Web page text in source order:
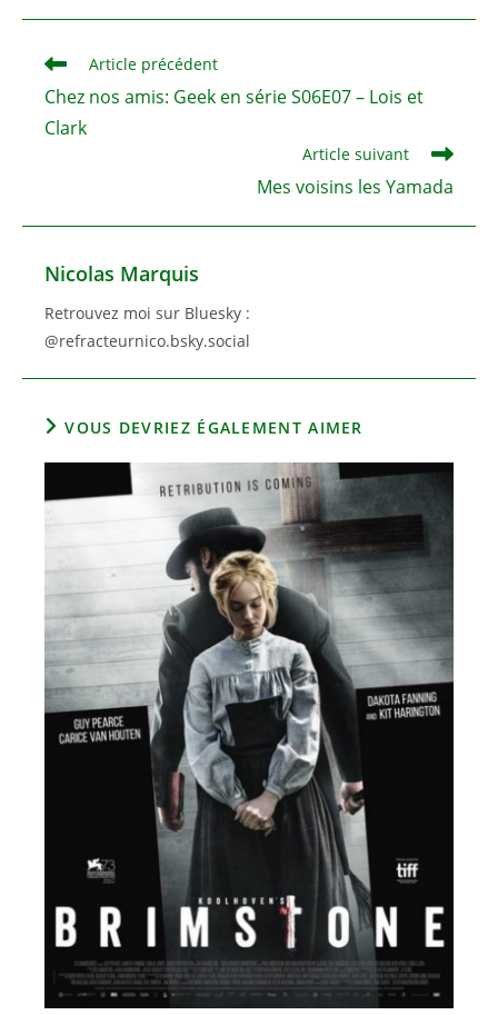
autre autre
Read
more
articles
Article précédent
Chez nos amis: Geek en série S06E07 – Lois et
Clark
Article suivant
Mes voisins les Yamada
Nicolas Marquis
Retrouvez moi sur Bluesky :
@refracteurnico.bsky.social
VOUS DEVRIEZ ÉGALEMENT AIMER